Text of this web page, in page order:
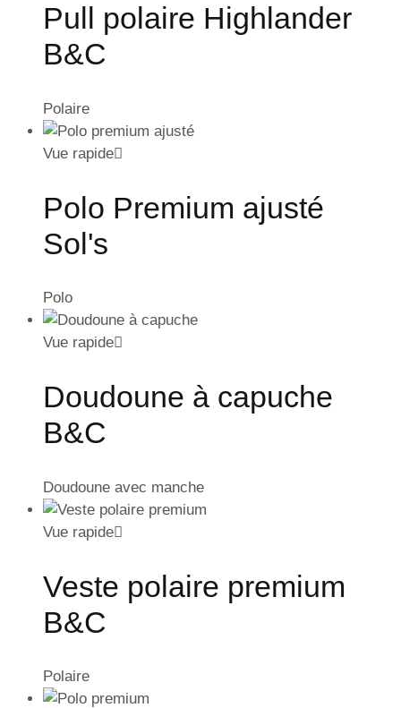
Pull polaire Highlander
B&C
Polaire
Vue rapide
Polo Premium ajusté
Sol's
Polo
Vue rapide
Doudoune à capuche
B&C
Doudoune avec manche
Vue rapide
Veste polaire premium
B&C
Polaire